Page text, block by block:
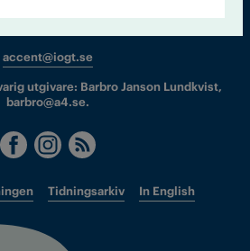
accent@iogt.se
utgivare: Barbro Janson Lundkvist,
barbro@a4.se.
Tidningsarkiv In English